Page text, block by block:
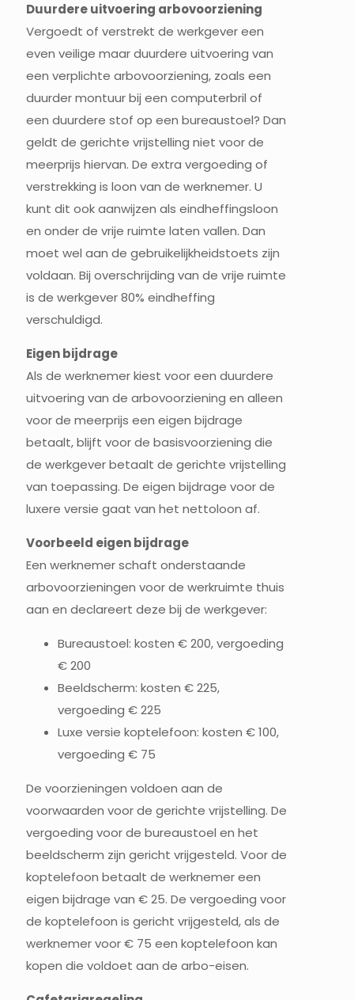
Duurdere uitvoering arbovoorziening
Vergoedt of verstrekt de werkgever een
even veilige maar duurdere uitvoering van
een verplichte arbovoorziening, zoals een
duurder montuur bij een computerbril of
een duurdere stof op een bureaustoel? Dan
geldt de gerichte vrijstelling niet voor de
meerprijs hiervan. De extra vergoeding of
verstrekking is loon van de werknemer. U
kunt dit ook aanwijzen als eindheffingsloon
en onder de vrije ruimte laten vallen. Dan
moet wel aan de gebruikelijkheidstoets zijn
voldaan. Bij overschrijding van de vrije ruimte
is de werkgever 80% eindheffing
verschuldigd.
Eigen bijdrage
Als de werknemer kiest voor een duurdere
uitvoering van de arbovoorziening en alleen
voor de meerprijs een eigen bijdrage
betaalt, blijft voor de basisvoorziening die
de werkgever betaalt de gerichte vrijstelling
van toepassing. De eigen bijdrage voor de
luxere versie gaat van het nettoloon af.
Voorbeeld eigen bijdrage
Een werknemer schaft onderstaande
arbovoorzieningen voor de werkruimte thuis
aan en declareert deze bij de werkgever:
Bureaustoel: kosten € 200, vergoeding
€ 200
Beeldscherm: kosten € 225,
vergoeding € 225
Luxe versie koptelefoon: kosten € 100,
vergoeding € 75
De voorzieningen voldoen aan de
voorwaarden voor de gerichte vrijstelling. De
vergoeding voor de bureaustoel en het
beeldscherm zijn gericht vrijgesteld. Voor de
koptelefoon betaalt de werknemer een
eigen bijdrage van € 25. De vergoeding voor
de koptelefoon is gericht vrijgesteld, als de
werknemer voor € 75 een koptelefoon kan
kopen die voldoet aan de arbo-eisen.